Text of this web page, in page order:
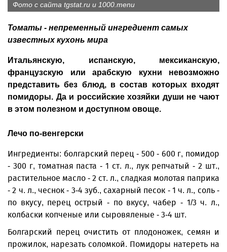
Фото с сайта tgstat.ru и 1000.menu
Томаты - непременный ингредиент самых
известных кухонь мира
Итальянскую, испанскую, мексиканскую,
французскую или арабскую кухни невозможно
представить без блюд, в состав которых входят
помидоры. Да и российские хозяйки души не чают
в этом полезном и доступном овоще.
Лечо по-венгерски
Ингредиенты: болгарский перец - 500 - 600 г, помидор
- 300 г, томатная паста - 1 ст. л., лук репчатый - 2 шт.,
растительное масло - 2 ст. л., сладкая молотая паприка
- 2 ч. л., чеснок - 3-4 зуб., сахарный песок - 1 ч. л., соль -
по вкусу, перец острый - по вкусу, чабер - 1/3 ч. л.,
колбаски копченые или сыровяленые - 3-4 шт.
Болгарский перец очистить от плодоножек, семян и
прожилок, нарезать соломкой. Помидоры натереть на